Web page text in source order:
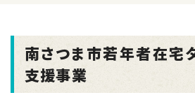
南さつま市若年者在宅
支援事業